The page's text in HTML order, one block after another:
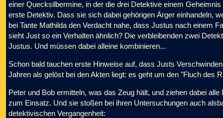
einer Quecksilbermine, in der die drei Detektive einem
erste Detektiv. Dass sie sich dabei gehörigen Ärger einhandeln,
bei Tante Mathilda den Verdacht nahe, dass Justus nach einem
sieht Just so ein Verhalten ähnlich? Die verbleibenden zwei
Justus. Und müssen dabei alleine kombinieren...
Schon bald tauchen erste Hinweise auf, dass Justs
Jahren als gelöst bei den Akten liegt: es geht um den "Fluch des
Peter und Bob ermitteln, was das Zeug hält, und ziehen dabei
zum Einsatz. Und sie stoßen bei ihren Untersuchungen auch
detektivischen Vergangenheit: